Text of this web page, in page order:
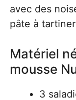
avec des
pâte à
Matériel
mousse
3